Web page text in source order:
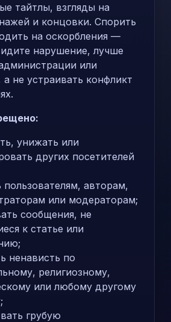
тайтлы, взгляды на
и концовки. Спорить
на оскорбления —
нарушение, лучше
или
не устраивать конфликт
унижать или
других посетителей
пользователям, авторам,
или модераторам;
сообщения, не
к статье или
ненависть по
религиозному,
или любому другому
грубую